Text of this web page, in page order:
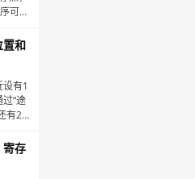
可以
及寄
存点
路
时
：
包5
置和
有1
“途
有2
询/
:收
寄存